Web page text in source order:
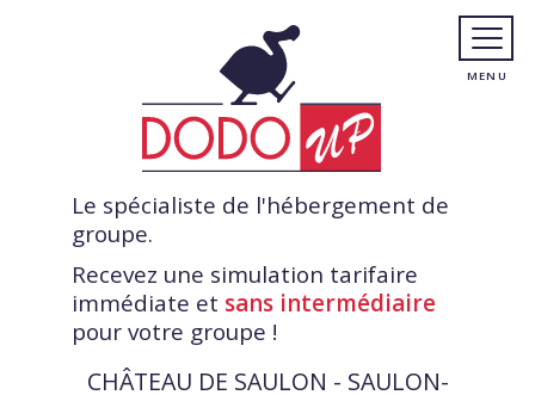
Le spécialiste de l'hébergement de
groupe.
Recevez une simulation tarifaire
immédiate et sans intermédiaire
pour votre groupe !
CHÂTEAU DE SAULON - SAULON-